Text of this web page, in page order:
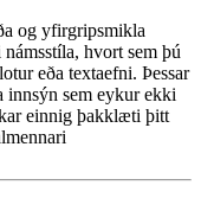
og yfirgripsmikla
hvort sem þú
eða textaefni. Þessar
innsýn sem eykur ekki
einnig þakklæti þitt